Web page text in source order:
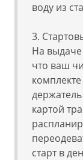
воду из
3.
На выдаче
что ваш
картой
старт в